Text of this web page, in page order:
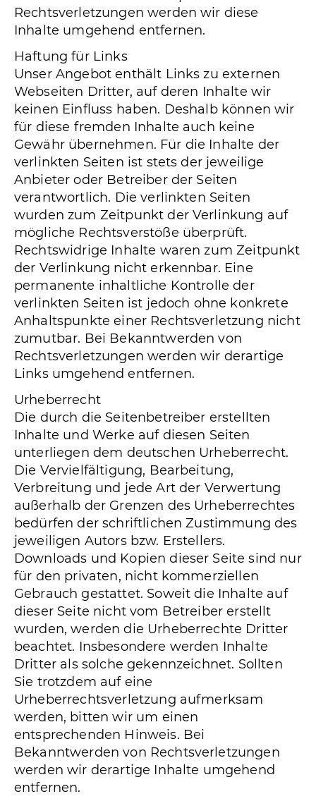
Rechtsverletzungen werden wir diese
Inhalte umgehend entfernen.
Haftung für Links
Unser Angebot enthält Links zu externen
Webseiten Dritter, auf deren Inhalte wir
keinen Einfluss haben. Deshalb können wir
für diese fremden Inhalte auch keine
Gewähr übernehmen. Für die Inhalte der
verlinkten Seiten ist stets der jeweilige
Anbieter oder Betreiber der Seiten
verantwortlich. Die verlinkten Seiten
wurden zum Zeitpunkt der Verlinkung auf
mögliche Rechtsverstöße überprüft.
Rechtswidrige Inhalte waren zum Zeitpunkt
der Verlinkung nicht erkennbar. Eine
permanente inhaltliche Kontrolle der
verlinkten Seiten ist jedoch ohne konkrete
Anhaltspunkte einer Rechtsverletzung nicht
zumutbar. Bei Bekanntwerden von
Rechtsverletzungen werden wir derartige
Links umgehend entfernen.
Urheberrecht
Die durch die Seitenbetreiber erstellten
Inhalte und Werke auf diesen Seiten
unterliegen dem deutschen Urheberrecht.
Die Vervielfältigung, Bearbeitung,
Verbreitung und jede Art der Verwertung
außerhalb der Grenzen des Urheberrechtes
bedürfen der schriftlichen Zustimmung des
jeweiligen Autors bzw. Erstellers.
Downloads und Kopien dieser Seite sind nur
für den privaten, nicht kommerziellen
Gebrauch gestattet. Soweit die Inhalte auf
dieser Seite nicht vom Betreiber erstellt
wurden, werden die Urheberrechte Dritter
beachtet. Insbesondere werden Inhalte
Dritter als solche gekennzeichnet. Sollten
Sie trotzdem auf eine
Urheberrechtsverletzung aufmerksam
werden, bitten wir um einen
entsprechenden Hinweis. Bei
Bekanntwerden von Rechtsverletzungen
werden wir derartige Inhalte umgehend
entfernen.